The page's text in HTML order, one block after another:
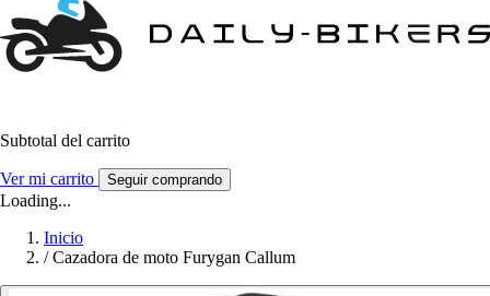
Subtotal del carrito
Ver mi carrito Seguir comprando
Loading...
Inicio
/ Cazadora de moto Furygan Callum